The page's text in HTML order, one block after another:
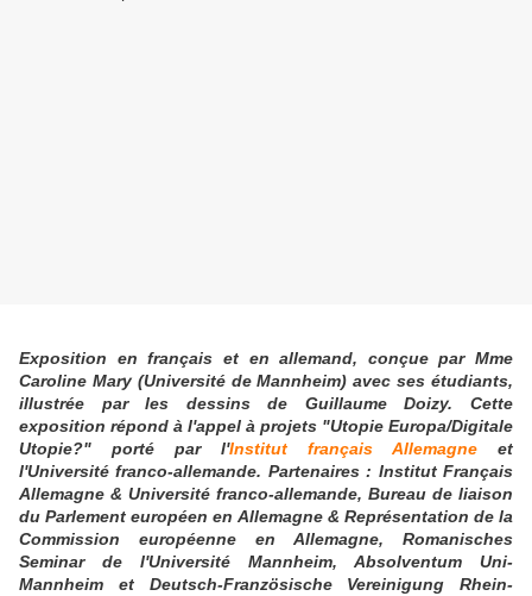
Exposition en français et en allemand, conçue par Mme
Caroline Mary (Université de Mannheim) avec ses étudiants,
illustrée par les dessins de Guillaume Doizy. Cette
exposition répond à l'appel à projets "Utopie Europa/Digitale
Utopie?" porté par l'Institut français Allemagne et
l'Université franco-allemande. Partenaires : Institut Français
Allemagne & Université franco-allemande, Bureau de liaison
du Parlement européen en Allemagne & Représentation de la
Commission européenne en Allemagne, Romanisches
Seminar de l'Université Mannheim, Absolventum Uni-
Mannheim et Deutsch-Französische Vereinigung Rhein-